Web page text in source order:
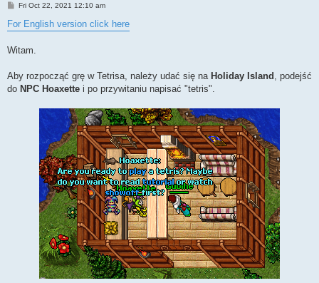
P
s
t
Fri Oct 22, 2021 12:10 am
For English version click here
Witam.
Aby rozpocząć grę w Tetrisa, należy udać się na Holiday Island , podejść
do NPC Hoaxette i po przywitaniu napisać "tetris".